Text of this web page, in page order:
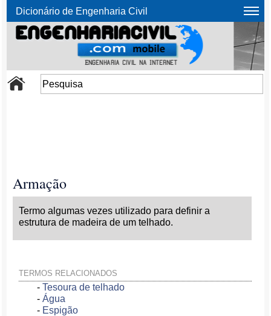
Dicionário de Engenharia Civil
Armação
Termo algumas vezes utilizado para definir a
estrutura de madeira de um telhado.
TERMOS RELACIONADOS
-Tesoura de telhado
-Água
- Espigão